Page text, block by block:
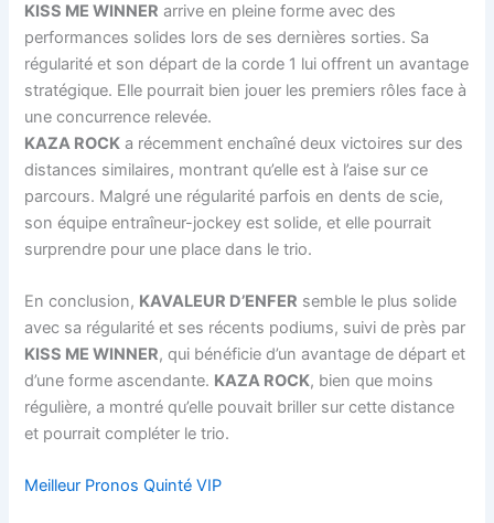
KISS ME WINNER arrive en pleine forme avec des
performances solides lors de ses dernières sorties. Sa
régularité et son départ de la corde 1 lui offrent un avantage
stratégique. Elle pourrait bien jouer les premiers rôles face à
une concurrence relevée.
KAZA ROCK a récemment enchaîné deux victoires sur des
distances similaires, montrant qu’elle est à l’aise sur ce
parcours. Malgré une régularité parfois en dents de scie,
son équipe entraîneur-jockey est solide, et elle pourrait
surprendre pour une place dans le trio.
En conclusion, KAVALEUR D’ENFER semble le plus solide
avec sa régularité et ses récents podiums, suivi de près par
KISS ME WINNER, qui bénéficie d’un avantage de départ et
d’une forme ascendante. KAZA ROCK, bien que moins
régulière, a montré qu’elle pouvait briller sur cette distance
et pourrait compléter le trio.
Meilleur Pronos Quinté VIP